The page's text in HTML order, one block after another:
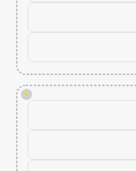
!